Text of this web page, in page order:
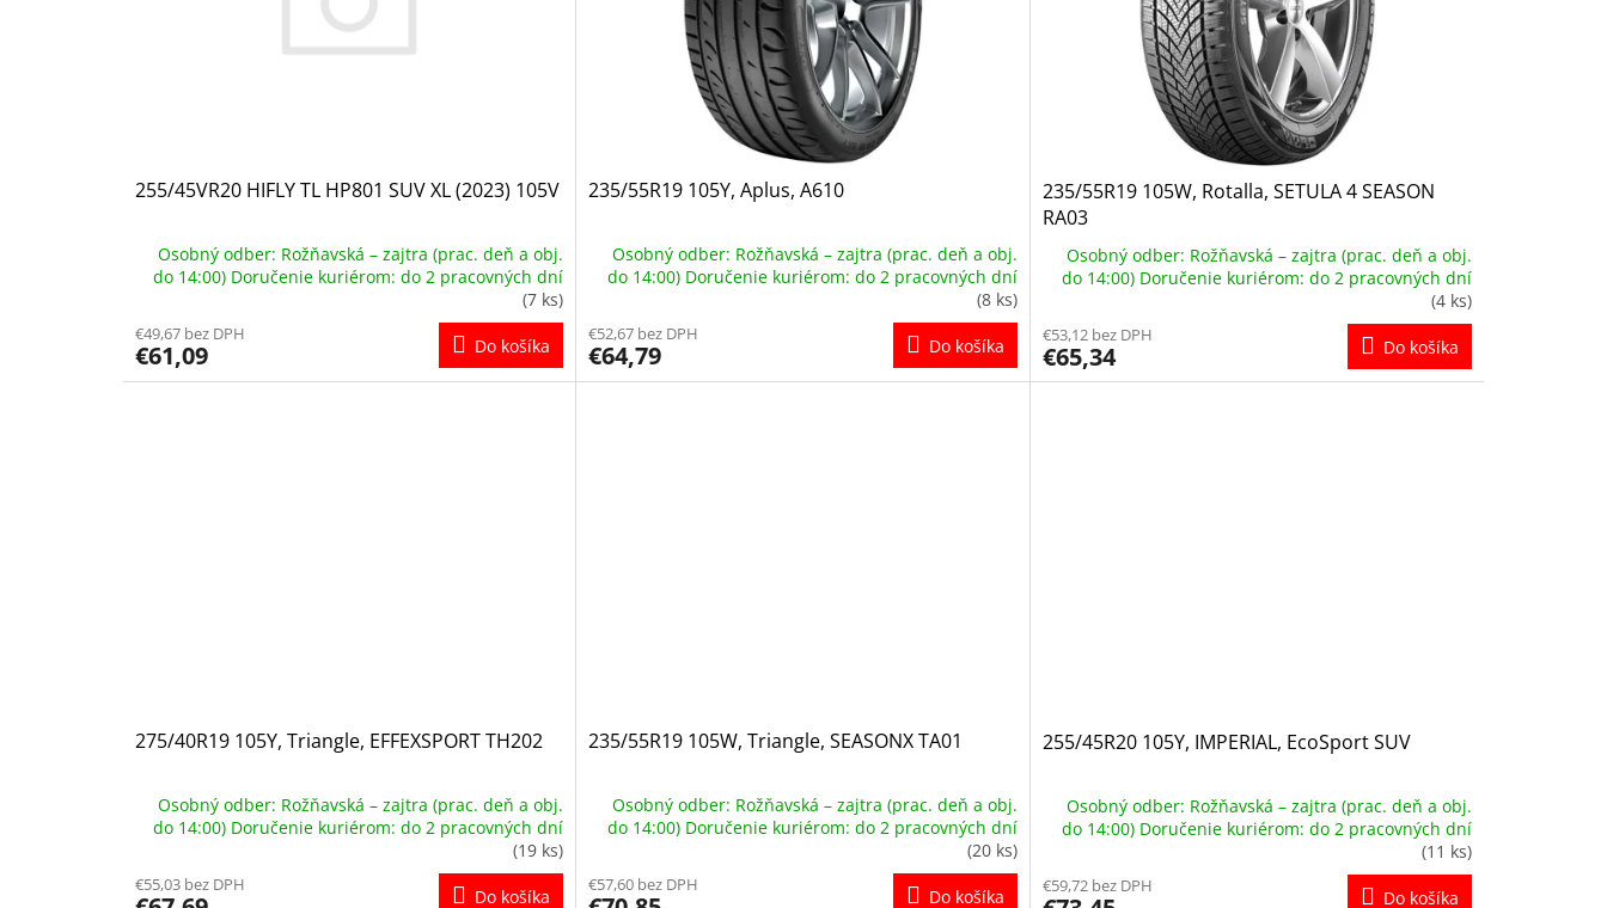
255/45VR20 HIFLY TL HP801 SUV XL (2023) 105V
Osobný odber: Rožňavská – zajtra (prac. deň a obj.
do 14:00) Doručenie kuriérom: do 2 pracovných dní
(7 ks)
€49,67 bez DPH
€61,09 Do košíka
235/55R19 105Y, Aplus, A610
Osobný odber: Rožňavská – zajtra (prac. deň a obj.
do 14:00) Doručenie kuriérom: do 2 pracovných dní
(8 ks)
€52,67 bez DPH
€64,79 Do košíka
235/55R19 105W, Rotalla, SETULA 4 SEASON
RA03
Osobný odber: Rožňavská – zajtra (prac. deň a obj.
do 14:00) Doručenie kuriérom: do 2 pracovných dní
(4 ks)
€53,12 bez DPH
€65,34 Do košíka
275/40R19 105Y, Triangle, EFFEXSPORT TH202
Osobný odber: Rožňavská – zajtra (prac. deň a obj.
do 14:00) Doručenie kuriérom: do 2 pracovných dní
(19 ks)
€55,03 bez DPH
Do košíka
235/55R19 105W, Triangle, SEASONX TA01
Osobný odber: Rožňavská – zajtra (prac. deň a obj.
do 14:00) Doručenie kuriérom: do 2 pracovných dní
(20 ks)
€57,60 bez DPH
Do košíka
255/45R20 105Y, IMPERIAL, EcoSport SUV
Osobný odber: Rožňavská – zajtra (prac. deň a obj.
do 14:00) Doručenie kuriérom: do 2 pracovných dní
(11 ks)
€59,72 bez DPH
Do košíka